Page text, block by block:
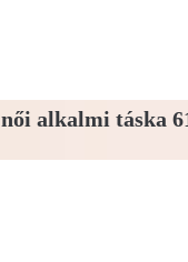
női alkalmi táska